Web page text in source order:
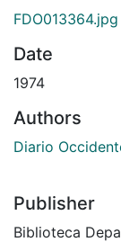
FDO013364.jpg
Date
1974
Authors
Diario
Publisher
Biblioteca